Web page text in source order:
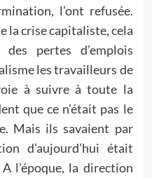
l’ont refusée.
la crise capitaliste, cela
pertes d’emplois
les travailleurs de
à suivre à toute la
que ce n’était pas le
Mais ils savaient par
d’aujourd’hui était
l’époque, la direction